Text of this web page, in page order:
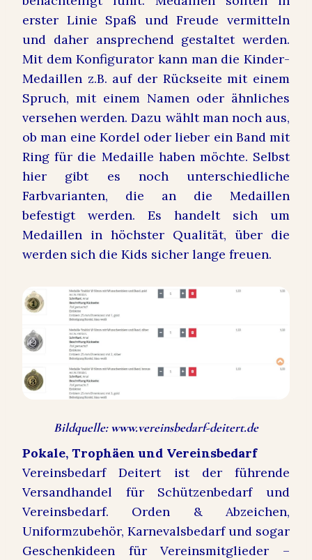
erster Linie Spaß und Freude vermitteln
und daher ansprechend gestaltet werden.
Mit dem Konfigurator kann man die Kinder-
Medaillen z.B. auf der Rückseite mit einem
Spruch, mit einem Namen oder ähnliches
versehen werden. Dazu wählt man noch aus,
ob man eine Kordel oder lieber ein Band mit
Ring für die Medaille haben möchte. Selbst
hier gibt es noch unterschiedliche
Farbvarianten, die an die Medaillen
befestigt werden. Es handelt sich um
Medaillen in höchster Qualität, über die
werden sich die Kids sicher lange freuen.
Bildquelle: www.vereinsbedarf-deitert.de
Pokale, Trophäen und Vereinsbedarf
Vereinsbedarf Deitert ist der führende
Versandhandel für Schützenbedarf und
Vereinsbedarf. Orden & Abzeichen,
Uniformzubehör, Karnevalsbedarf und sogar
Geschenkideen für Vereinsmitglieder –